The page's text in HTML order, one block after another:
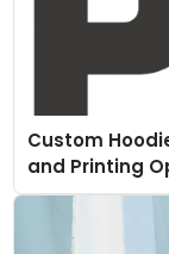
Custom
and Printing